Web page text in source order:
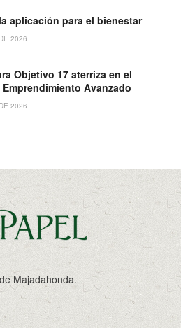
aplicación para el bienestar
2026
Objetivo 17 aterriza en el
Avanzado
2026
Majadahonda.